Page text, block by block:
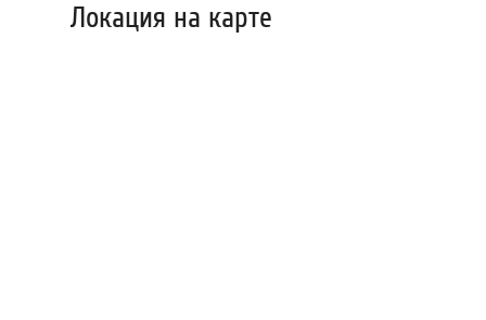
Локация на карте